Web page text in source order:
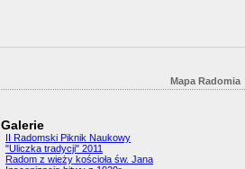
Mapa Radomia
Galerie
II Radomski Piknik Naukowy
"Uliczka tradycji" 2011
Radom z wieży kościoła św. Jana